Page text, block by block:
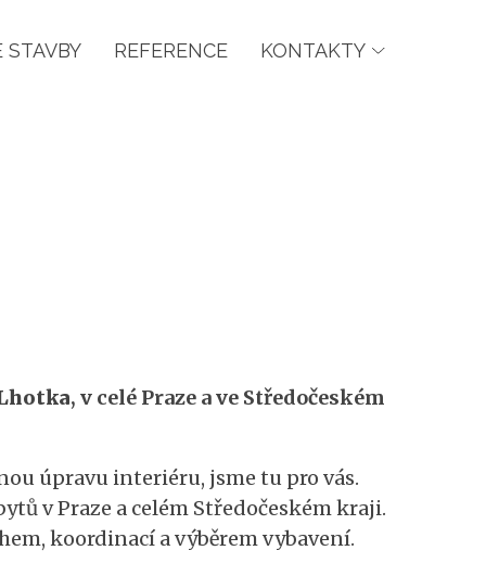
STAVBY REFERENCE KONTAKTY
, v celé Praze a ve Středočeském
úpravu interiéru, jsme tu pro vás.
v Praze a celém Středočeském kraji.
koordinací a výběrem vybavení.